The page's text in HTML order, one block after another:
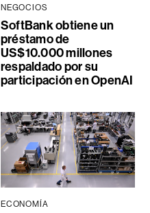
NEGOCIOS
SoftBank obtiene un
préstamo de
US$10.000 millones
respaldado por su
participación en OpenAI
ECONOMÍA